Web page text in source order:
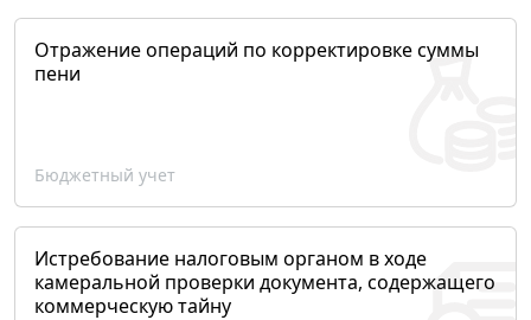
Отражение операций по корректировке суммы
пени
Бюджетный учет
Истребование налоговым органом в ходе
камеральной проверки документа, содержащего
коммерческую тайну